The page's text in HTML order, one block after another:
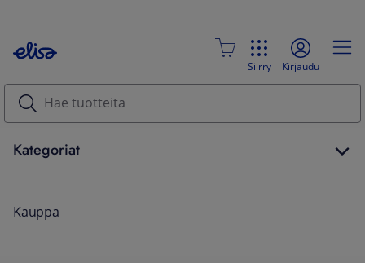
Siirry Kirjaudu
Kategoriat
Kauppa